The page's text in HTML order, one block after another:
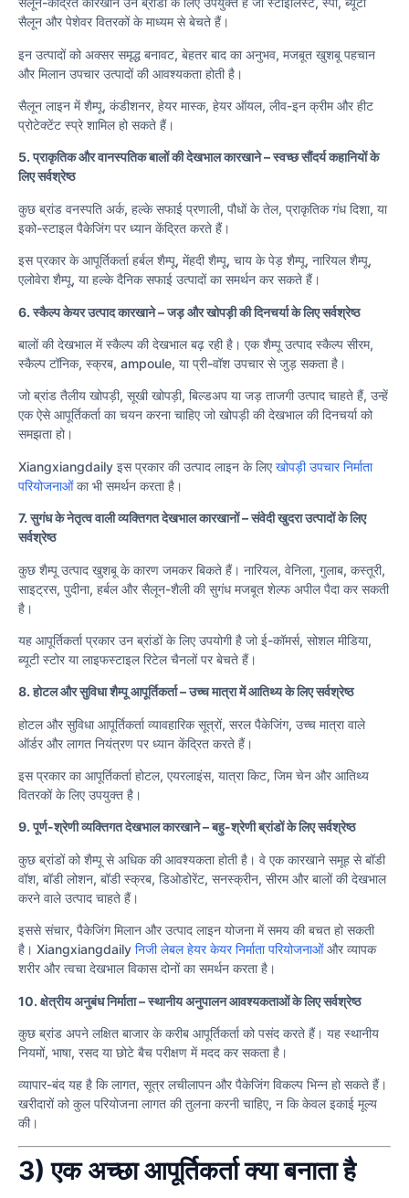
सैलून और पेशेवर वितरकों के माध्यम से बेचते हैं।
इन उत्पादों को अक्सर समृद्ध बनावट, बेहतर बाद का अनुभव, मजबूत खुशबू पहचान
और मिलान उपचार उत्पादों की आवश्यकता होती है।
सैलून लाइन में शैम्पू, कंडीशनर, हेयर मास्क, हेयर ऑयल, लीव-इन क्रीम और हीट
प्रोटेक्टेंट स्प्रे शामिल हो सकते हैं।
5. प्राकृतिक और वानस्पतिक बालों की देखभाल कारखाने – स्वच्छ सौंदर्य कहानियों के
लिए सर्वश्रेष्ठ
कुछ ब्रांड वनस्पति अर्क, हल्के सफाई प्रणाली, पौधों के तेल, प्राकृतिक गंध दिशा, या
इको-स्टाइल पैकेजिंग पर ध्यान केंद्रित करते हैं।
इस प्रकार के आपूर्तिकर्ता हर्बल शैम्पू, मेंहदी शैम्पू, चाय के पेड़ शैम्पू, नारियल शैम्पू,
एलोवेरा शैम्पू, या हल्के दैनिक सफाई उत्पादों का समर्थन कर सकते हैं।
6. स्कैल्प केयर उत्पाद कारखाने – जड़ और खोपड़ी की दिनचर्या के लिए सर्वश्रेष्ठ
बालों की देखभाल में स्कैल्प की देखभाल बढ़ रही है। एक शैम्पू उत्पाद स्कैल्प सीरम,
स्कैल्प टॉनिक, स्क्रब, ampoule, या प्री-वॉश उपचार से जुड़ सकता है।
जो ब्रांड तैलीय खोपड़ी, सूखी खोपड़ी, बिल्डअप या जड़ ताजगी उत्पाद चाहते हैं, उन्हें
एक ऐसे आपूर्तिकर्ता का चयन करना चाहिए जो खोपड़ी की देखभाल की दिनचर्या को
समझता हो।
Xiangxiangdaily इस प्रकार की उत्पाद लाइन के लिए खोपड़ी उपचार निर्माता
परियोजनाओंका भी समर्थन करता है।
7. सुगंध के नेतृत्व वाली व्यक्तिगत देखभाल कारखानों – संवेदी खुदरा उत्पादों के लिए
सर्वश्रेष्ठ
कुछ शैम्पू उत्पाद खुशबू के कारण जमकर बिकते हैं। नारियल, वेनिला, गुलाब, कस्तूरी,
साइट्रस, पुदीना, हर्बल और सैलून-शैली की सुगंध मजबूत शेल्फ अपील पैदा कर सकती
है।
यह आपूर्तिकर्ता प्रकार उन ब्रांडों के लिए उपयोगी है जो ई-कॉमर्स, सोशल मीडिया,
ब्यूटी स्टोर या लाइफस्टाइल रिटेल चैनलों पर बेचते हैं।
8. होटल और सुविधा शैम्पू आपूर्तिकर्ता – उच्च मात्रा में आतिथ्य के लिए सर्वश्रेष्ठ
होटल और सुविधा आपूर्तिकर्ता व्यावहारिक सूत्रों, सरल पैकेजिंग, उच्च मात्रा वाले
ऑर्डर और लागत नियंत्रण पर ध्यान केंद्रित करते हैं।
इस प्रकार का आपूर्तिकर्ता होटल, एयरलाइंस, यात्रा किट, जिम चेन और आतिथ्य
वितरकों के लिए उपयुक्त है।
9. पूर्ण-श्रेणी व्यक्तिगत देखभाल कारखाने – बहु-श्रेणी ब्रांडों के लिए सर्वश्रेष्ठ
कुछ ब्रांडों को शैम्पू से अधिक की आवश्यकता होती है। वे एक कारखाने समूह से बॉडी
वॉश, बॉडी लोशन, बॉडी स्क्रब, डिओडोरेंट, सनस्क्रीन, सीरम और बालों की देखभाल
करने वाले उत्पाद चाहते हैं।
इससे संचार, पैकेजिंग मिलान और उत्पाद लाइन योजना में समय की बचत हो सकती
है। Xiangxiangdaily निजी लेबल हेयर केयर निर्माता परियोजनाओंऔर व्यापक
शरीर और त्वचा देखभाल विकास दोनों का समर्थन करता है।
10. क्षेत्रीय अनुबंध निर्माता – स्थानीय अनुपालन आवश्यकताओं के लिए सर्वश्रेष्ठ
कुछ ब्रांड अपने लक्षित बाजार के करीब आपूर्तिकर्ता को पसंद करते हैं। यह स्थानीय
नियमों, भाषा, रसद या छोटे बैच परीक्षण में मदद कर सकता है।
व्यापार-बंद यह है कि लागत, सूत्र लचीलापन और पैकेजिंग विकल्प भिन्न हो सकते हैं।
खरीदारों को कुल परियोजना लागत की तुलना करनी चाहिए, न कि केवल इकाई मूल्य
की।
3) एक अच्छा आपूर्तिकर्ता क्या बनाता है